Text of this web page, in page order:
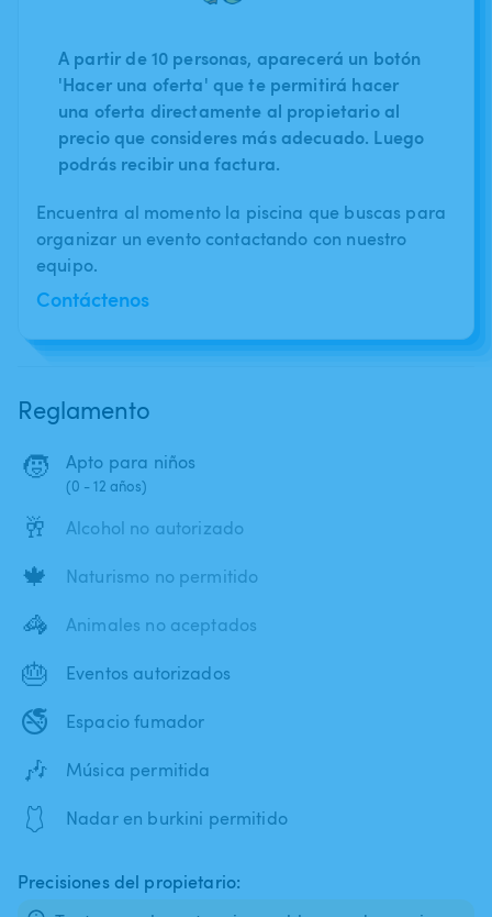
A partir de 10 personas, aparecerá un botón
'Hacer una oferta' que te permitirá hacer
una oferta directamente al propietario al
precio que consideres más adecuado. Luego
podrás recibir una factura.
Encuentra al momento la piscina que buscas para
organizar un evento contactando con nuestro
equipo.
Contáctenos
Reglamento
🧒 Apto para niños
(0 - 12 años)
🥂 Alcohol no autorizado
🍁 Naturismo no permitido
🦓 Animales no aceptados
🎂 Eventos autorizados
🚭 Espacio fumador
🎶 Música permitida
🩱 Nadar en burkini permitido
Precisiones del propietario: